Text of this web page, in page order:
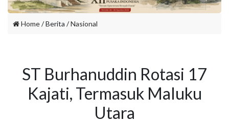
Home/ Berita /Nasional
ST Burhanuddin Rotasi 17
Kajati, Termasuk Maluku
Utara